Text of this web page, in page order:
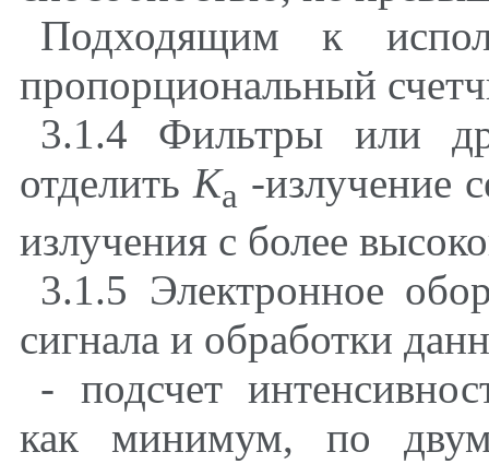
Подходящим к
пропорциональный
3.1.4 Фильтры или
отделить Кa -излучение
излучения с более
3.1.5 Электронное
сигнала и обработки
- подсчет
как минимум, по двум